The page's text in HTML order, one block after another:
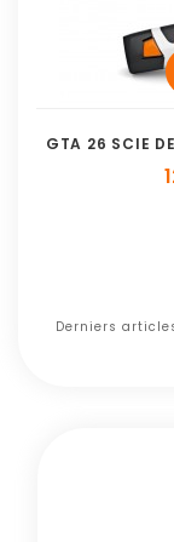
GTA 26 SCIE
Derniers